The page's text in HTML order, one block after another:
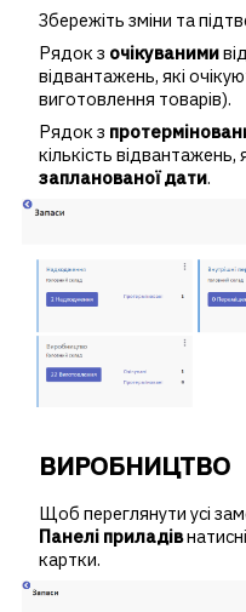
Збережіть зміни та
Рядок з очікуваними
відвантажень, які
виготовлення товарів).
Рядок з
кількість відвантажень,
запланованої дати.
ВИРОБНИЦТВО
Щоб переглянути усі
Панелі приладів
картки.